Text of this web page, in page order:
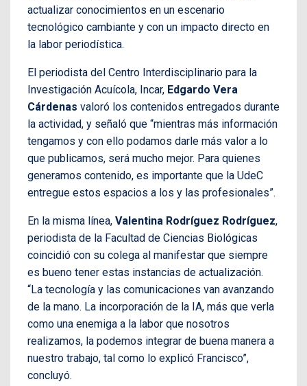
actualizar conocimientos en un escenario
tecnológico cambiante y con un impacto directo en
la labor periodística.
El periodista del Centro Interdisciplinario para la
Investigación Acuícola, Incar, Edgardo Vera
Cárdenas valoró los contenidos entregados durante
la actividad, y señaló que “mientras más información
tengamos y con ello podamos darle más valor a lo
que publicamos, será mucho mejor. Para quienes
generamos contenido, es importante que la UdeC
entregue estos espacios a los y las profesionales”.
En la misma línea, Valentina Rodríguez Rodríguez,
periodista de la Facultad de Ciencias Biológicas
coincidió con su colega al manifestar que siempre
es bueno tener estas instancias de actualización.
“La tecnología y las comunicaciones van avanzando
de la mano. La incorporación de la IA, más que verla
como una enemiga a la labor que nosotros
realizamos, la podemos integrar de buena manera a
nuestro trabajo, tal como lo explicó Francisco”,
concluyó.